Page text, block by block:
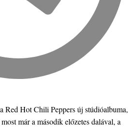
Red Hot Chili Peppers új stúdióalbuma,
már a második előzetes dalával, a